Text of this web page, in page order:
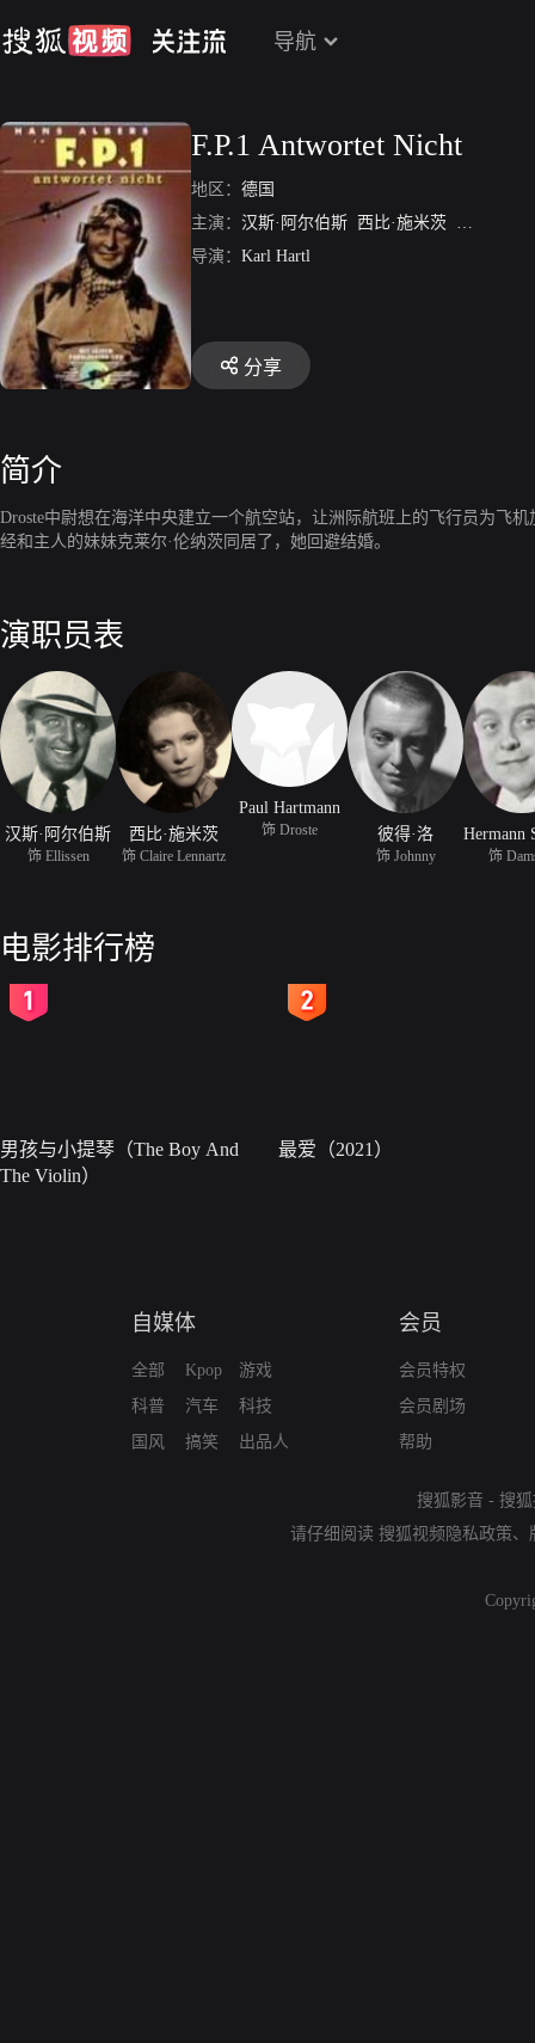
导航
F.P.1 Antwortet Nicht
地区： 德国
主演： 汉斯·阿尔伯斯 西比·施米茨
Paul
导演： Karl Hartl
分享
简介
Droste中尉想在海洋中央建立一个航空站，让洲际航班上的飞行员为飞
经和主人的妹妹克莱尔·伦纳茨同居了，她回避结婚。
演职员表
汉斯·阿尔伯斯
饰 Ellissen
西比·施米茨
饰 Claire Lennartz
Paul Hartmann
饰 Droste 彼得·洛
饰 Johnny 饰
电影排行榜
男孩与小提琴（The Boy And
The Violin）
最爱（2021）
自媒体
全部
科普
国风
Kpop
汽车
搞笑
游戏
科技
出品人
会员
会员特权
会员剧场
帮助
搜狐影音 - 搜
请仔细阅读 搜狐视频隐私政策、